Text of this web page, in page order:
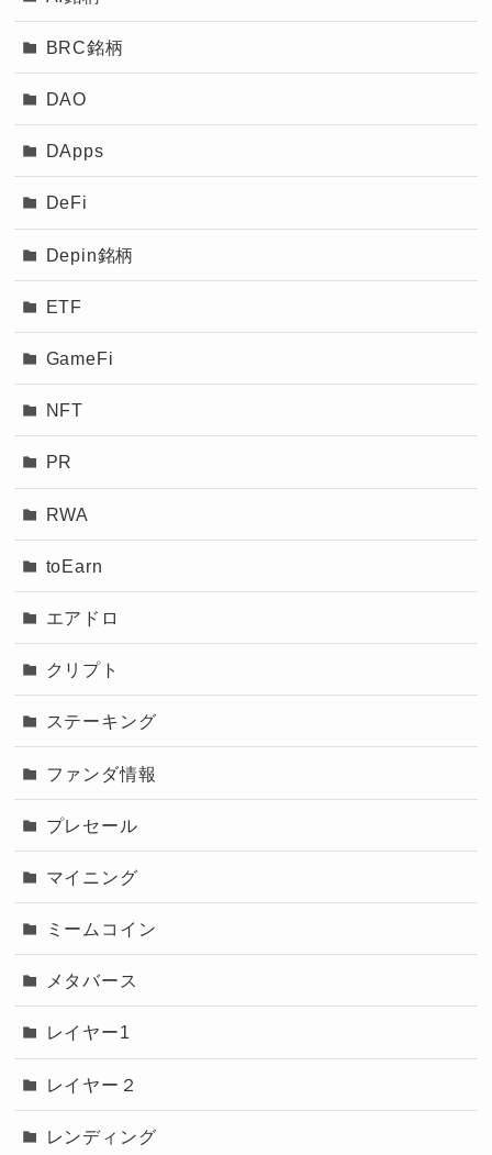
BRC銘柄
DAO
DApps
DeFi
Depin銘柄
ETF
GameFi
NFT
PR
RWA
toEarn
エアドロ
クリプト
ステーキング
ファンダ情報
プレセール
マイニング
ミームコイン
メタバース
レイヤー1
レイヤー２
レンディング